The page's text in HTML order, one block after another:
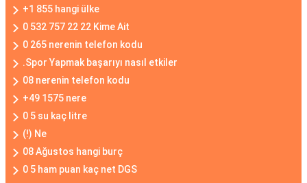
+1 855 hangi ülke
0 532 757 22 22 Kime Ait
0 265 nerenin telefon kodu
.Spor Yapmak başarıyı nasıl etkiler
08 nerenin telefon kodu
+49 1575 nere
0 5 su kaç litre
(!) Ne
08 Ağustos hangi burç
0 5 ham puan kaç net DGS